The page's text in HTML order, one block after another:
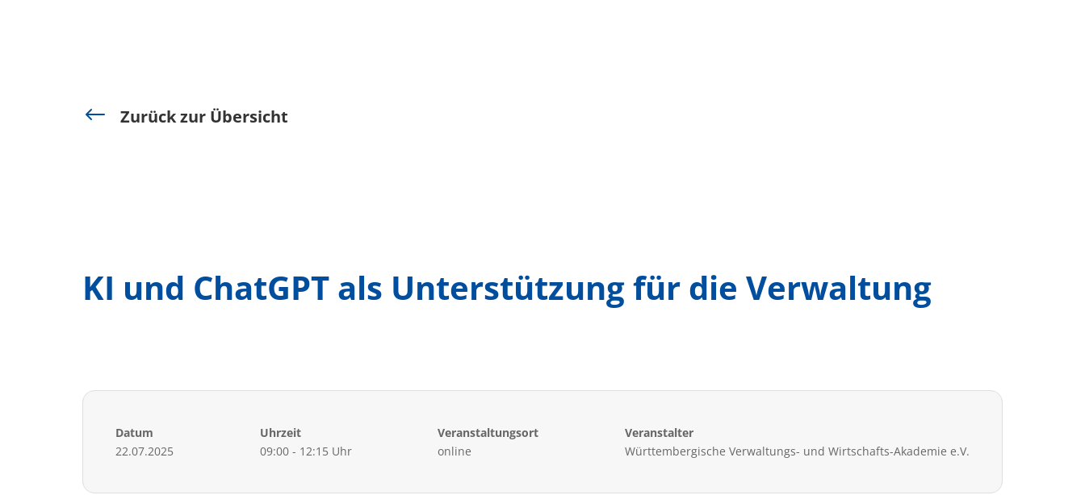
# Zurück zur Übersicht
KI und ChatGPT als Unterstützung für die Verwaltung
Datum
22.07.2025
Uhrzeit
09:00 - 12:15 Uhr
Veranstaltungsort
online
Veranstalter
Württembergische Verwaltungs- und Wirtschafts-Akademie e.V.